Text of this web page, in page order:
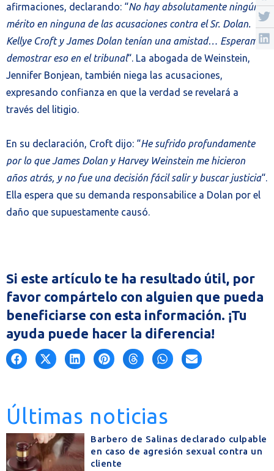
afirmaciones, declarando: “No hay absolutamente ningún
mérito en ninguna de las acusaciones contra el Sr. Dolan.
Kellye Croft y James Dolan tenían una amistad… Esperamos
demostrar eso en el tribunal“. La abogada de Weinstein,
Jennifer Bonjean, también niega las acusaciones,
expresando confianza en que la verdad se revelará a
través del litigio.
En su declaración, Croft dijo: “He sufrido profundamente
por lo que James Dolan y Harvey Weinstein me hicieron
años atrás, y no fue una decisión fácil salir y buscar justicia“.
Ella espera que su demanda responsabilice a Dolan por el
daño que supuestamente causó.
Si este artículo te ha resultado útil, por
favor compártelo con alguien que pueda
beneficiarse con esta información. ¡Tu
ayuda puede hacer la diferencia!
Últimas noticias
Barbero de Salinas declarado culpable
en caso de agresión sexual contra un
cliente